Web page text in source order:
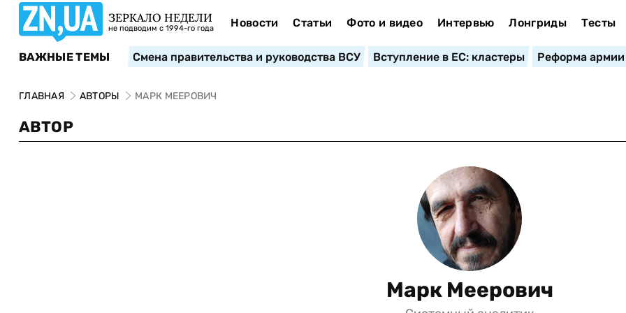
ЗЕРКАЛО НЕДЕЛИ
не подводим с 1994-го года Новости Статьи Фото и видео Интервью Лонгриды Тесты
ВАЖНЫЕ ТЕМЫ Смена правительства и руководства ВСУ Вступление в ЕС: кластеры Реформа армии
ГЛАВНАЯ АВТОРЫ МАРК МЕЕРОВИЧ
АВТОР
Марк Меерович